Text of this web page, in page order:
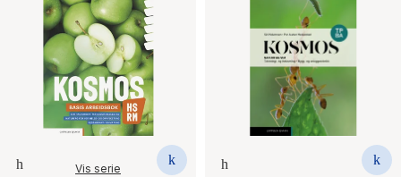
Vis serie